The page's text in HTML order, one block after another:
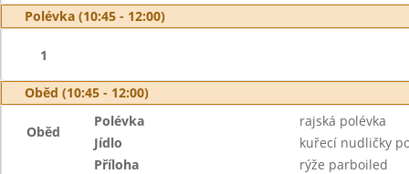
Polévka (10:45 - 12:00)
1
Oběd (10:45 - 12:00)
Oběd
Polévka
rajská polévka
Jídlo
kuřecí nudličky
Příloha
rýže parboiled